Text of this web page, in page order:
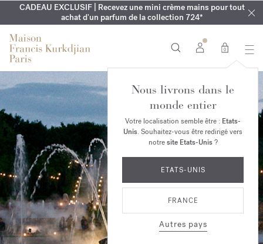
EXCLUSIF | Découvrez le nouveau parfum OUDvelvet mood
dans votre commande*
CADEAU EXCLUSIF | Recevez une mini crème mains pour tout
achat d'un parfum de la collection 724*
GRAVURE OFFERTE | Sur la collection AquaCologne forte
jusqu'au 16 août
LE VESTIAIRE DE L'ÉTÉ | Découvrez votre parfum signature
0
Nous livrons dans le
monde entier
Votre localisation semble être : Etats-
Unis. Souhaitez-vous être redirigé vers
notresite Etats-Unis?
ETATS-UNIS
FRANCE
Autres pays